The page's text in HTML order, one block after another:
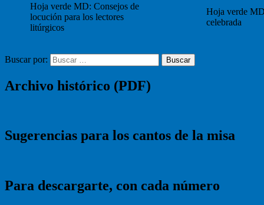
Hoja verde MD: Consejos de
locución para los lectores
litúrgicos
Hoja verde
celebrada
Buscar por: Buscar
Archivo histórico (PDF)
Sugerencias para los cantos de la misa
Para descargarte, con cada número